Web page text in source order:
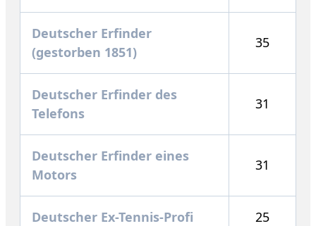
Deutscher Erfinder
(gestorben 1851)
35
Deutscher Erfinder des
Telefons
31
Deutscher Erfinder eines
Motors
31
Deutscher Ex-Tennis-Profi 25